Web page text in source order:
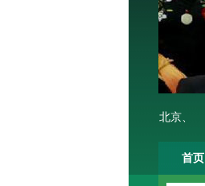
北京、
首页